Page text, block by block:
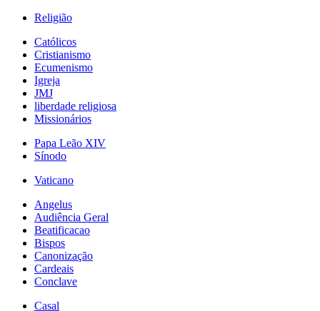
Religião
Católicos
Cristianismo
Ecumenismo
Igreja
JMJ
liberdade religiosa
Missionários
Papa Leão XIV
Sínodo
Vaticano
Angelus
Audiência Geral
Beatificacao
Bispos
Canonização
Cardeais
Conclave
Casal